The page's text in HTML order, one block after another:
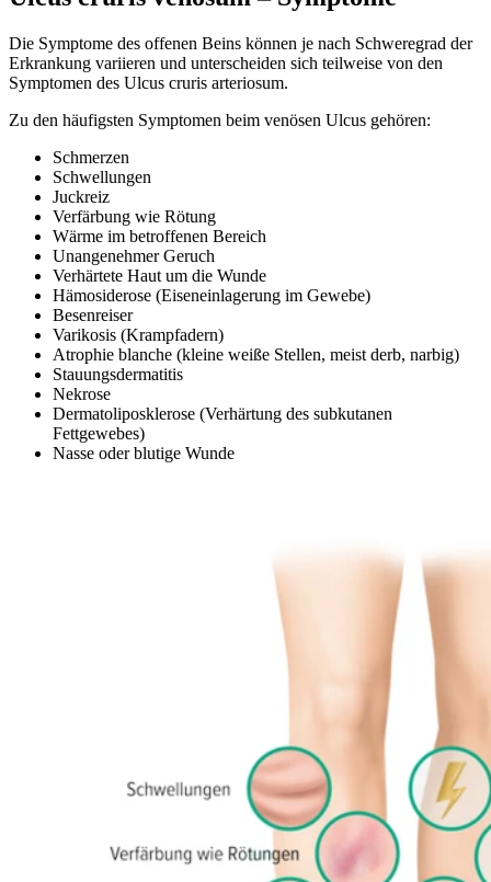
Die Symptome des offenen Beins können je nach Schweregrad der
Erkrankung variieren und unterscheiden sich teilweise von den
Symptomen des Ulcus cruris arteriosum.
Zu den häufigsten Symptomen beim venösen Ulcus gehören:
Schmerzen
Schwellungen
Juckreiz
Verfärbung wie Rötung
Wärme im betroffenen Bereich
Unangenehmer Geruch
Verhärtete Haut um die Wunde
Hämosiderose (Eiseneinlagerung im Gewebe)
Besenreiser
Varikosis (Krampfadern)
Atrophie blanche (kleine weiße Stellen, meist derb, narbig)
Stauungsdermatitis
Nekrose
Dermatoliposklerose (Verhärtung des subkutanen
Fettgewebes)
Nasse oder blutige Wunde